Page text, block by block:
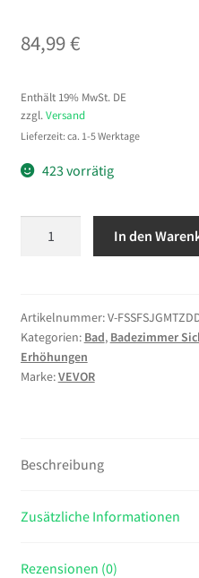
84,99€
Enthält 19% MwSt. DE
zzgl. Versand
Lieferzeit: ca. 1-5 Werktage
423 vorrätig
gepolsterten
Armlehnen
&
136
(3-
erhöhter
für
In den
Artikelnummer:V-
Kategorien: Bad, Badezimmer
Erhöhungen
Marke:VEVOR
Beschreibung
Zusätzliche Informationen
Rezensionen (0)